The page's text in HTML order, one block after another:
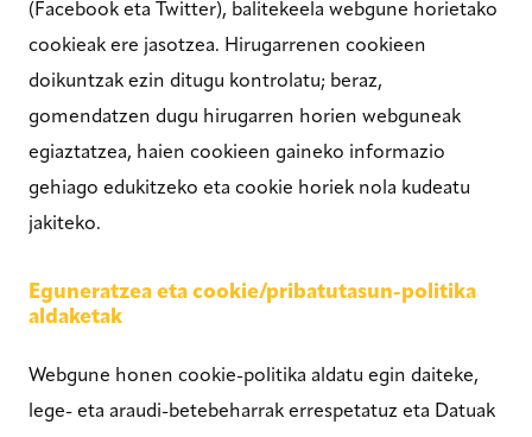
(Facebook eta Twitter), balitekeela webgune horietako
cookieak ere jasotzea. Hirugarrenen cookieen
doikuntzak ezin ditugu kontrolatu; beraz,
gomendatzen dugu hirugarren horien webguneak
egiaztatzea, haien cookieen gaineko informazio
gehiago edukitzeko eta cookie horiek nola kudeatu
jakiteko.
Eguneratzea eta cookie/pribatutasun-politika
aldaketak
Webgune honen cookie-politika aldatu egin daiteke,
lege- eta araudi-betebeharrak errespetatuz eta Datuak